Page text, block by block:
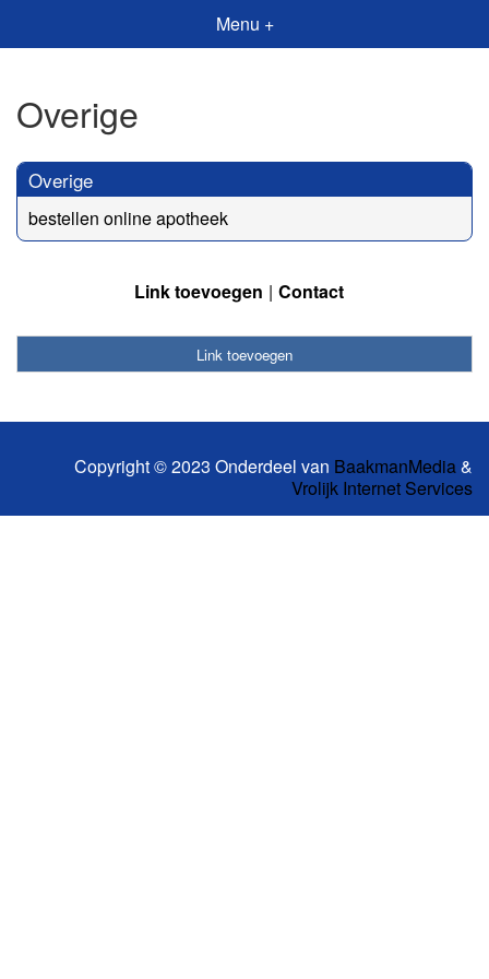
Menu +
Overige
Overige
bestellen online apotheek
Link toevoegen Contact
Link toevoegen
Copyright © 2023 Onderdeel van BaakmanMedia&
Vrolijk Internet Services